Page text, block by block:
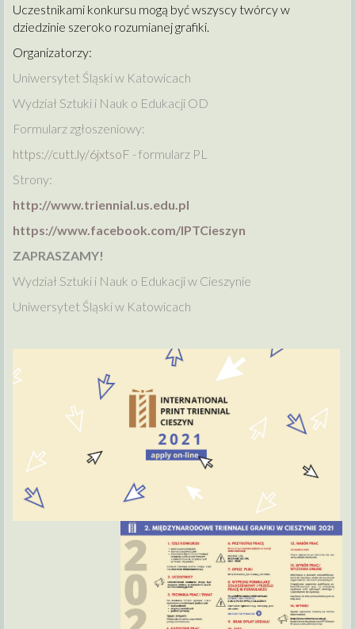
Uczestnikami konkursu mogą być wszyscy twórcy w
dziedzinie szeroko rozumianej grafiki.
Organizatorzy:
Uniwersytet Śląski w Katowicach
Wydział Sztuki i Nauk o Edukacji OD
Formularz zgłoszeniowy:
https://cutt.ly/6jxtsoF - formularz PL
Strony:
http://www.triennial.us.edu.pl
https://www.facebook.com/IPTCieszyn
ZAPRASZAMY!
Wydział Sztuki i Nauk o Edukacji w Cieszynie
Uniwersytet Śląski w Katowicach